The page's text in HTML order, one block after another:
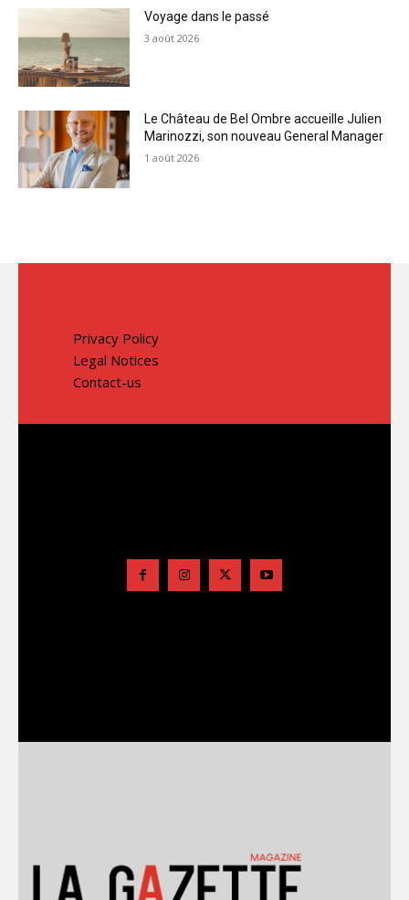
Voyage dans le passé
3 août 2026
Le Château de Bel Ombre accueille Julien
Marinozzi, son nouveau General Manager
1 août 2026
Privacy Policy
Legal Notices
Contact-us